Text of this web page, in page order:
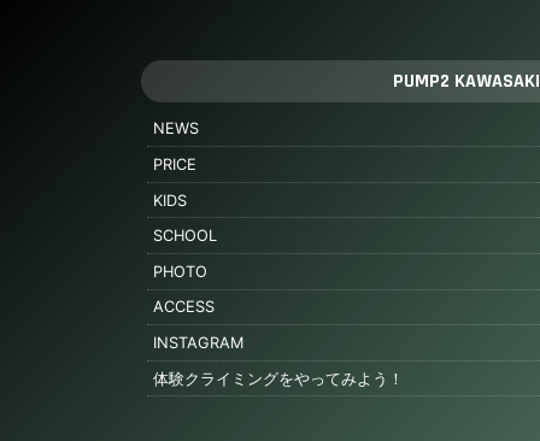
PUMP2 KAWASAKI
NEWS
PRICE
KIDS
SCHOOL
PHOTO
ACCESS
INSTAGRAM
体験クライミングをやってみよう！